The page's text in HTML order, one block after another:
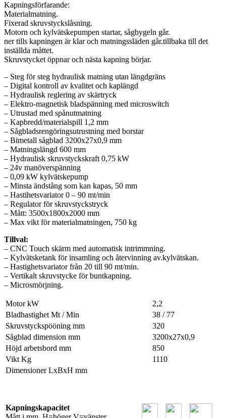
Kapningsförfarande:
Materialmatning.
Fixerad skruvstyckslåsning.
Motorn och kylvätskepumpen startar, sågbygeln går.
ner tills kapningen är klar och matningssläden går.tillbaka till det
inställda måttet.
Skruvstycket öppnar och nästa kapning börjar.
– Steg för steg hydraulisk matning utan längdgräns
– Digital kontroll av kvalitet och kaplängd
– Hydraulisk reglering av skärtryck
– Elektro-magnetisk bladspänning med microswitch
– Utrustad med spånutmatning
– Kapbredd/materialspill 1,2 mm
– Sågbladsrengöringsutrustning med borstar
– Bimetall sågblad 3200x27x0,9 mm
– Matningslängd 600 mm
– Hydraulisk skruvstyckskraft 0,75 kW
– 24v manöverspänning
– 0,09 kW kylvätskepump
– Minsta ändstång som kan kapas, 50 mm
– Hastihetsvariator 0 – 90 mt/min
– Regulator för skruvstyckstryck
– Mått: 3500x1800x2000 mm
– Max vikt för materialmatningen, 750 kg
Tillval:
– CNC Touch skärm med automatisk intrimmning.
– Kylvätsketank för insamling och återvinning av.kylvätskan.
– Hastighetsvariator från 20 till 90 mt/min.
– Vertikalt skruvstycke för buntkapning.
– Microsmörjning.
Motor kW
2,2
Bladhastighet Mt / Min
38 / 77
Skruvstyckspööning mm
320
Sågblad dimension mm
3200x27x0,9
Höjd arbetsbord mm
850
Vikt Kg
1110
Dimensioner LxBxH mm
Kapningskapacitet